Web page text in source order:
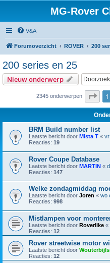
MG-Rover
V&A
Forumoverzicht ROVER 200
200 series en 25
Nieuw onderwerp
2345 onderwerpen 1
BRM Build number list
Laatste bericht door Mista T « vr
Reacties: 19
Rover Coupe Database
Laatste bericht door MARTIN «
Reacties: 147
Welke zondagmiddag
Laatste bericht door Joren « wo
Reacties: 998
Mistlampen voor
Laatste bericht door Roverlike «
Reacties: 12
Rover streetwise motor
Laatste bericht door
Reacties: 12